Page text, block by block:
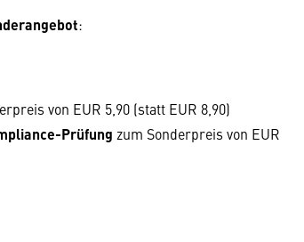
:
von EUR 5,90 (statt EUR 8,90)
Prüfung zum Sonderpreis von EUR